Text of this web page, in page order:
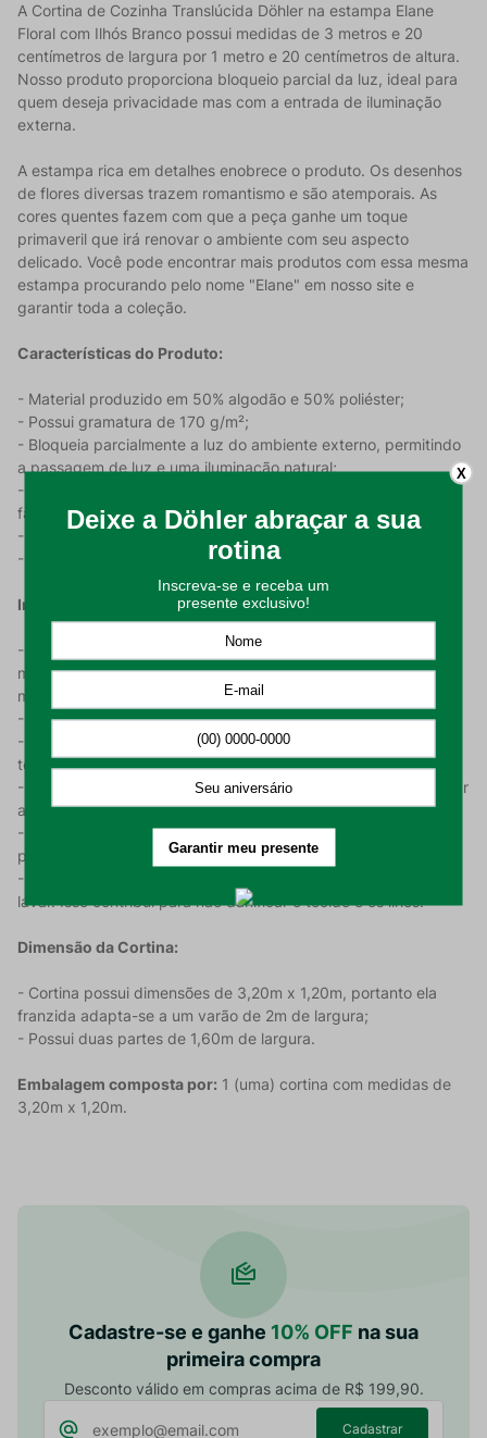
A Cortina de Cozinha Translúcida Döhler na estampa Elane
Floral com Ilhós Branco possui medidas de 3 metros e 20
centímetros de largura por 1 metro e 20 centímetros de altura.
Nosso produto proporciona bloqueio parcial da luz, ideal para
quem deseja privacidade mas com a entrada de iluminação
externa.
A estampa rica em detalhes enobrece o produto. Os desenhos
de flores diversas trazem romantismo e são atemporais. As
cores quentes fazem com que a peça ganhe um toque
primaveril que irá renovar o ambiente com seu aspecto
delicado. Você pode encontrar mais produtos com essa mesma
estampa procurando pelo nome "Elane" em nosso site e
garantir toda a coleção.
Características do Produto:
- Material produzido em 50% algodão e 50% poliéster;
- Possui gramatura de 170 g/m²;
- Bloqueia parcialmente a luz do ambiente externo, permitindo
a passagem de luz e uma iluminação natural;
- Para dar um toque de elegância, possui ilhós brancos que
facilitam a sua instalação;
- Bela estampa floral com cores harmônicas e primaveris;
- A Cortina possui medidas de 3,20 x 1,20m (largura x altura).
Instruções De Uso:
- Lavagem em temperaturas máximas de 30º C. Com ação
mecânica reduzida, ou seja, na função delicada da sua
máquina;
- Não utilizar cloro e/ou alvejantes durante a higienização;
- A secagem da cortina pode ser em secadora, com
temperatura máxima de 60°C;
- Em casos de utilização de ferros de passar ou a vapor, utilizar
apenas em temperatura média de até 110°C;
- Recomenda-se não realizar nenhuma limpeza a seco no
produto.
- Dica: Amarrar os ilhós com uma corda antes de colocar para
lavar. Isso contribui para não danificar o tecido e os ilhós.
Dimensão da Cortina:
- Cortina possui dimensões de 3,20m x 1,20m, portanto ela
franzida adapta-se a um varão de 2m de largura;
- Possui duas partes de 1,60m de largura.
Embalagem composta por: 1 (uma) cortina com medidas de
3,20m x 1,20m.
Cadastre-se e ganhe 10% OFF na sua
primeira compra
Desconto válido em compras acima de R$ 199,90.
Cadastrar
X